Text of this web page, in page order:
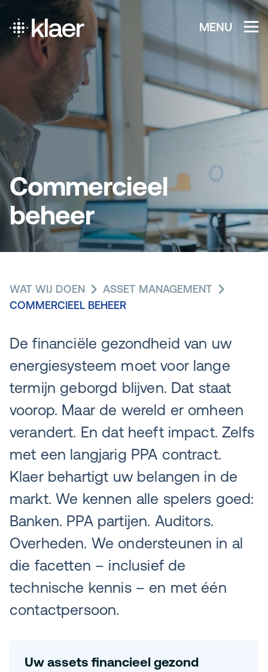
MENU
Commercieel
beheer
WAT WIJ DOEN
ASSET MANAGEMENT
COMMERCIEEL BEHEER
De financiële gezondheid van uw
energiesysteem moet voor lange
termijn geborgd blijven. Dat staat
voorop. Maar de wereld er omheen
verandert. En dat heeft impact. Zelfs
met een langjarig PPA contract.
Klaer behartigt uw belangen in de
markt. We kennen alle spelers goed:
Banken. PPA partijen. Auditors.
Overheden. We ondersteunen in al
die facetten – inclusief de
technische kennis – en met één
contactpersoon.
Uw assets financieel gezond